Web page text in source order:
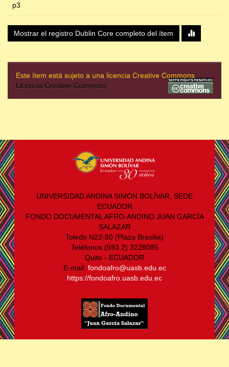
p3
Mostrar el registro Dublin Core completo del ítem
Este ítem está sujeto a una licencia Creative Commons
Licencia Creative Commons
UNIVERSIDAD ANDINA SIMÓN BOLÍVAR, SEDE
ECUADOR
FONDO DOCUMENTAL AFRO-ANDINO JUAN GARCÍA
SALAZAR
Toledo N22-80 (Plaza Brasilia)
Teléfonos (593 2) 3228085
Quito - ECUADOR
E-mail: fondoafro@uasb.edu.ec
https://fondoafro.uasb.edu.ec